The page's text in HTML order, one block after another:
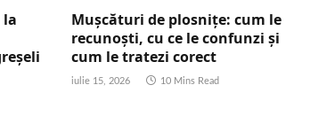
la
Mușcături de plosnițe: cum le
recunoști, cu ce le confunzi și
cum le tratezi corect
iulie 15, 2026 10 Mins Read